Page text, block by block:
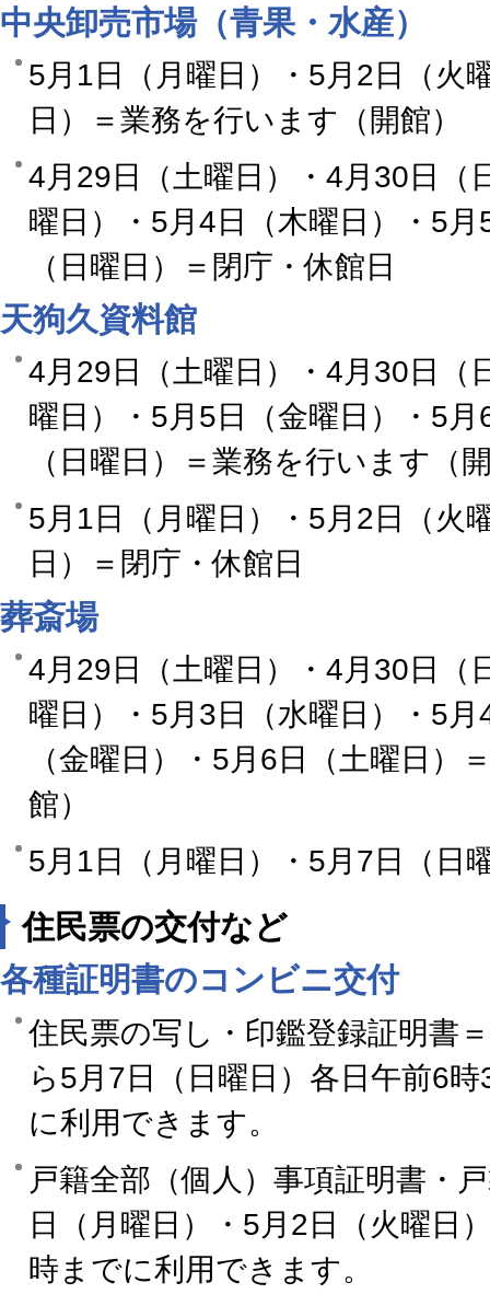
中央卸売市場（青果・水産）
5月1日（月曜日）・5月2日（火
日）＝業務を行います（開館）
4月29日（土曜日）・4月30日（
曜日）・5月4日（木曜日）・5
（日曜日）＝閉庁・休館日
天狗久資料館
4月29日（土曜日）・4月30日（
曜日）・5月5日（金曜日）・5
（日曜日）＝業務を行います（
5月1日（月曜日）・5月2日（火
日）＝閉庁・休館日
葬斎場
4月29日（土曜日）・4月30日（
曜日）・5月3日（水曜日）・5
（金曜日）・5月6日（土曜日）
館）
5月1日（月曜日）・5月7日（日
住民票の交付など
各種証明書のコンビニ交付
住民票の写し・印鑑登録証明書
ら5月7日（日曜日）各日午前6
に利用できます。
戸籍全部（個人）事項証明書・
日（月曜日）・5月2日（火曜日
時までに利用できます。